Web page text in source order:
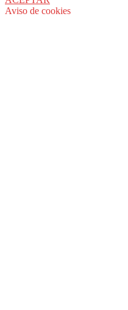
Aviso de cookies